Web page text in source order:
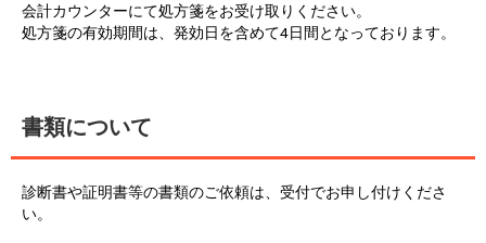
会計カウンターにて処方箋をお受け取りください。
処方箋の有効期間は、発効日を含めて4日間となっております。
書類について
診断書や証明書等の書類のご依頼は、受付でお申し付けくださ
い。